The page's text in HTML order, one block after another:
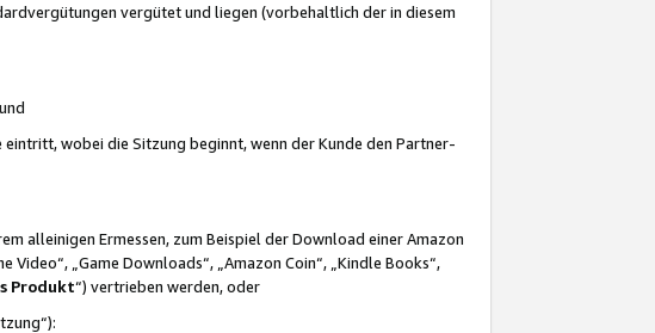
vergütet und liegen (vorbehaltlich der in diesem
wobei die Sitzung beginnt, wenn der Kunde den Partner-
alleinigen Ermessen, zum Beispiel der Download einer Amazon
„Game Downloads“, „Amazon Coin“, „Kindle Books“,
Produkt“) vertrieben werden, oder